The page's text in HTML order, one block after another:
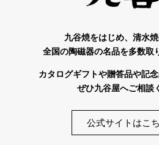
九谷焼をはじめ、清水
全国の陶磁器の名品を多数取
カタログギフトや贈答品や記念
ぜひ九谷屋へご相談
公式サイトはこ